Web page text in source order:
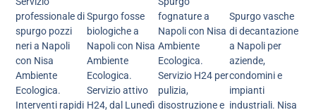
professionale di
spurgo pozzi
neri a Napoli
con Nisa
Ambiente
Ecologica.
Interventi rapidi
Spurgo fosse
biologiche a
Napoli con Nisa
Ambiente
Ecologica.
Servizio attivo
H24, dal Lunedì
fognature a
Napoli con Nisa
Ambiente
Ecologica.
Servizio H24 per
pulizia,
disostruzione e
Spurgo vasche
di decantazione
a Napoli per
aziende,
condomini e
impianti
industriali. Nisa